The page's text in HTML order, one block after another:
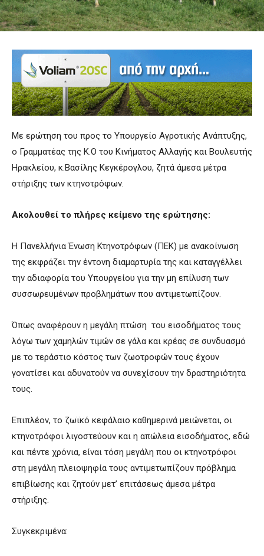
Με ερώτηση του προς το Υπουργείο Αγροτικής Ανάπτυξης,
ο Γραμματέας της Κ.Ο του Κινήματος Αλλαγής και Βουλευτής
Ηρακλείου, κ.Βασίλης Κεγκέρογλου, ζητά άμεσα μέτρα
στήριξης των κτηνοτρόφων.
Ακολουθεί το πλήρες κείμενο της ερώτησης:
Η Πανελλήνια Ένωση Κτηνοτρόφων (ΠΕΚ) με ανακοίνωση
της εκφράζει την έντονη διαμαρτυρία της και καταγγέλλει
την αδιαφορία του Υπουργείου για την μη επίλυση των
συσσωρευμένων προβλημάτων που αντιμετωπίζουν.
Όπως αναφέρουν η μεγάλη πτώση του εισοδήματος τους
λόγω των χαμηλών τιμών σε γάλα και κρέας σε συνδυασμό
με το τεράστιο κόστος των ζωοτροφών τους έχουν
γονατίσει και αδυνατούν να συνεχίσουν την δραστηριότητα
τους.
Επιπλέον, το ζωϊκό κεφάλαιο καθημερινά μειώνεται, οι
κτηνοτρόφοι λιγοστεύουν και η απώλεια εισοδήματος, εδώ
και πέντε χρόνια, είναι τόση μεγάλη που οι κτηνοτρόφοι
στη μεγάλη πλειοψηφία τους αντιμετωπίζουν πρόβλημα
επιβίωσης και ζητούν μετ’ επιτάσεως άμεσα μέτρα
στήριξης.
Συγκεκριμένα: